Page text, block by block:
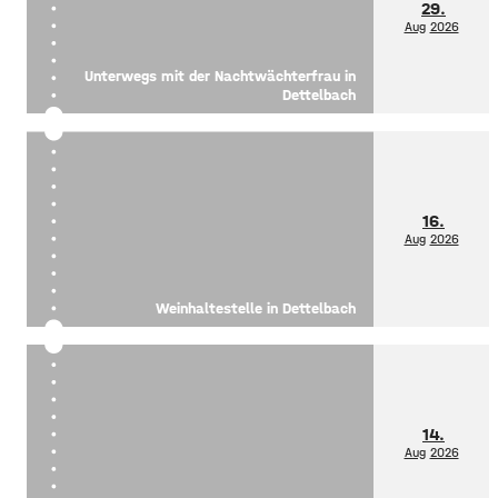
Unterwegs mit der Nachtwächterfrau in
Dettelbach
29.
Aug 2026
Weinhaltestelle in Dettelbach
16.
Aug 2026
14.
Aug 2026